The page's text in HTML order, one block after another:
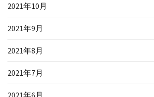
2021年10月
2021年9月
2021年8月
2021年7月
2021年6月